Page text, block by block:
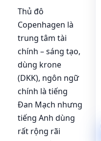
Thủ đô
Copenhagen là
trung tâm tài
chính – sáng tạo,
dùng krone
(DKK), ngôn ngữ
chính là tiếng
Đan Mạch nhưng
tiếng Anh dùng
rất rộng rãi